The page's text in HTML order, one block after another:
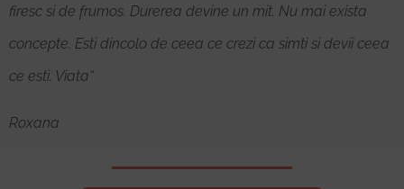
firesc si de frumos. Durerea devine un mit. Nu mai exista
concepte. Esti dincolo de ceea ce crezi ca simti si devii ceea
ce esti. Viata“
Roxana